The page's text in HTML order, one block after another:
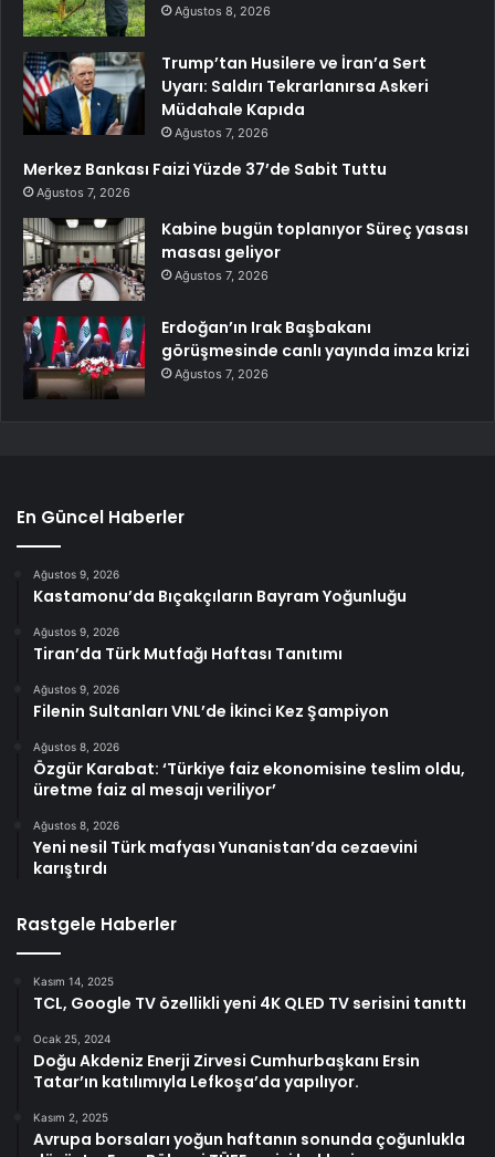
Ağustos 8, 2026
Trump’tan Husilere ve İran’a Sert
Uyarı: Saldırı Tekrarlanırsa Askeri
Müdahale Kapıda
Ağustos 7, 2026
Merkez Bankası Faizi Yüzde 37’de Sabit Tuttu
Ağustos 7, 2026
Kabine bugün toplanıyor Süreç yasası
masası geliyor
Ağustos 7, 2026
Erdoğan’ın Irak Başbakanı
görüşmesinde canlı yayında imza krizi
Ağustos 7, 2026
En Güncel Haberler
Ağustos 9, 2026
Kastamonu’da Bıçakçıların Bayram Yoğunluğu
Ağustos 9, 2026
Tiran’da Türk Mutfağı Haftası Tanıtımı
Ağustos 9, 2026
Filenin Sultanları VNL’de İkinci Kez Şampiyon
Ağustos 8, 2026
Özgür Karabat: ‘Türkiye faiz ekonomisine teslim oldu,
üretme faiz al mesajı veriliyor’
Ağustos 8, 2026
Yeni nesil Türk mafyası Yunanistan’da cezaevini
karıştırdı
Rastgele Haberler
Kasım 14, 2025
TCL, Google TV özellikli yeni 4K QLED TV serisini tanıttı
Ocak 25, 2024
Doğu Akdeniz Enerji Zirvesi Cumhurbaşkanı Ersin
Tatar’ın katılımıyla Lefkoşa’da yapılıyor.
Kasım 2, 2025
Avrupa borsaları yoğun haftanın sonunda çoğunlukla